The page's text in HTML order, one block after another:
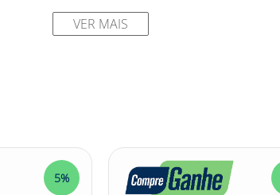
0,70mm Marca: DANNY
e o máximo conforto para quem exerce
segurança aos seus colaboradores com a
Orange #luvadesegurança
VER MAIS
5%